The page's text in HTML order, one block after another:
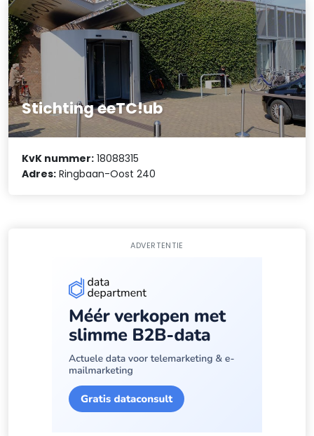
Stichting eeTC!ub
KvK nummer: 18088315
Adres: Ringbaan-Oost 240
ADVERTENTIE